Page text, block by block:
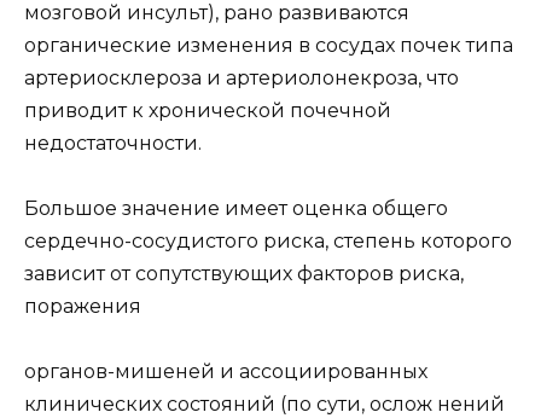
мозговой инсульт), рано развиваются
органические изменения в сосудах почек типа
артериосклероза и артериолонекроза, что
приводит к хронической почечной
недостаточности.
Большое значение имеет оценка общего
сердечно-сосудистого риска, степень которого
зависит от сопутствующих факторов риска,
поражения
органов-мишеней и ассоциированных
клинических состояний (по сути, ослож нений